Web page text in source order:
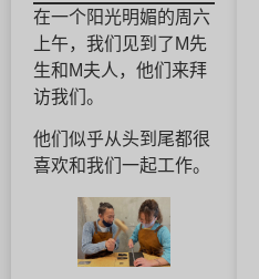
在一个阳光明媚的周六
上午，我们见到了M先
生和M夫人，他们来拜
访我们。
他们似乎从头到尾都很
喜欢和我们一起工作。